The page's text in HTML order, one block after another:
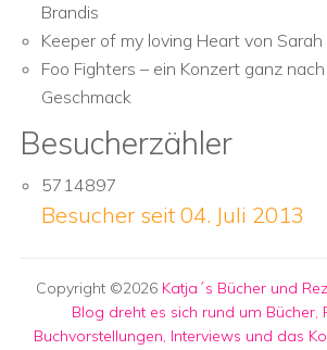
Brandis
Keeper of my loving Heart von
Foo Fighters – ein Konzert ganz
Geschmack
Besucherzähler
5714897
Besucher seit 04. Juli 2013
Copyright ©2026 Katja´s Bücher und
Blog dreht es sich rund um Bücher,
Buchvorstellungen, Interviews und das